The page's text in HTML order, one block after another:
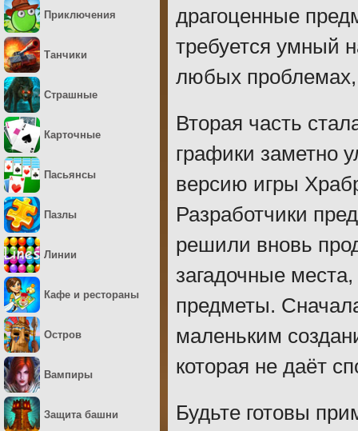
драгоценные
требуется умный
любых проблемах,
Вторая часть
графики заметно
версию игры
Разработчики
решили вновь
загадочные
предметы.
маленьким
которая не даёт
Будьте готовы
Приключения
Танчики
Страшные
Карточные
Пасьянсы
Пазлы
Линии
Кафе и рестораны
Остров
Вампиры
Защита башни